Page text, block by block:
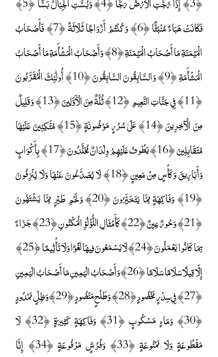
فَكَانَتْ هَبَاءً مُنْبَثًّا ﴿6﴾ وَكُنْتُمْ أَزْوَاجًا ثَلَاثَةً ﴿7﴾ فَأَصْحَابُ
الْمَيْمَنَةِ مَا أَصْحَابُ الْمَيْمَنَةِ ﴿8﴾ وَأَصْحَابُ الْمَشْأَمَةِ مَا أَصْحَابُ
الْمَشْأَمَةِ ﴿9﴾ وَالسَّابِقُونَ السَّابِقُونَ ﴿10﴾ أُولَٰئِكَ الْمُقَرَّبُونَ
﴿11﴾ فِي جَنَّاتِ النَّعِيمِ ﴿12﴾ ثُلَّةٌ مِنَ الْأَوَّلِينَ ﴿13﴾ وَقَلِيلٌ
مِنَ الْآخِرِينَ ﴿14﴾ عَلَىٰ سُرُرٍ مَوْضُونَةٍ ﴿15﴾ مُتَّكِئِينَ عَلَيْهَا
مُتَقَابِلِينَ ﴿16﴾ يَطُوفُ عَلَيْهِمْ وِلْدَانٌ مُخَلَّدُونَ ﴿17﴾ بِأَكْوَابٍ
وَأَبَارِيقَ وَكَأْسٍ مِنْ مَعِينٍ ﴿18﴾ لَا يُصَدَّعُونَ عَنْهَا وَلَا يُنْزِفُونَ
﴿19﴾ وَفَاكِهَةٍ مِمَّا يَتَخَيَّرُونَ ﴿20﴾ وَلَحْمِ طَيْرٍ مِمَّا يَشْتَهُونَ
﴿21﴾ وَحُورٌ عِينٌ ﴿22﴾ كَأَمْثَالِ اللُّؤْلُؤِ الْمَكْنُونِ ﴿23﴾ جَزَاءً
بِمَا كَانُوا يَعْمَلُونَ ﴿24﴾ لَا يَسْمَعُونَ فِيهَا لَغْوًا وَلَا تَأْثِيمًا ﴿25﴾
إِلَّا قِيلًا سَلَامًا سَلَامًا ﴿26﴾ وَأَصْحَابُ الْيَمِينِ مَا أَصْحَابُ الْيَمِينِ
﴿27﴾ فِي سِدْرٍ مَخْضُودٍ ﴿28﴾ وَطَلْحٍ مَنْضُودٍ ﴿29﴾ وَظِلٍّ مَمْدُودٍ
﴿30﴾ وَمَاءٍ مَسْكُوبٍ ﴿31﴾ وَفَاكِهَةٍ كَثِيرَةٍ ﴿32﴾ لَا
مَقْطُوعَةٍ وَلَا مَمْنُوعَةٍ ﴿33﴾ وَفُرُشٍ مَرْفُوعَةٍ ﴿34﴾ إِنَّا